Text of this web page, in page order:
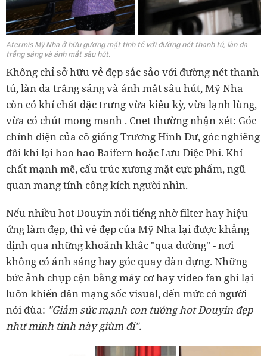
Atermis Mỹ Nha ở hữu gương mặt tinh tế với đường nét thanh tú, làn da
trắng sáng và ánh mắt sâu hút.
Không chỉ sở hữu vẻ đẹp sắc sảo với đường nét thanh
tú, làn da trắng sáng và ánh mắt sâu hút,Mỹ Nha
còn có khí chất đặc trưng vừa kiêu kỳ, vừa lạnh lùng,
vừa có chút mong manh . Cnet thường nhận xét: Góc
chính diện của cô giống Trương Hinh Dư, góc nghiêng
đôi khi lại hao hao Baifern hoặc Lưu Diệc Phi. Khí
chất mạnh mẽ, cấu trúc xương mặt cực phẩm, ngũ
quan mang tính công kích người nhìn.
Nếu nhiều hot Douyin nổi tiếng nhờ filter hay hiệu
ứng làm đẹp, thìvẻ đẹp của Mỹ Nha lại được khẳng
định qua những khoảnh khắc "qua đường" -nơi
không có ánh sáng hay góc quay dàn dựng. Những
bức ảnh chụp cận bằng máy cơ hay video fan ghi lại
luôn khiến dân mạng sốc visual, đến mức có người
nói đùa: "Giảm sức mạnh con tướng hot Douyin đẹp
như minh tinh này giùm đi".